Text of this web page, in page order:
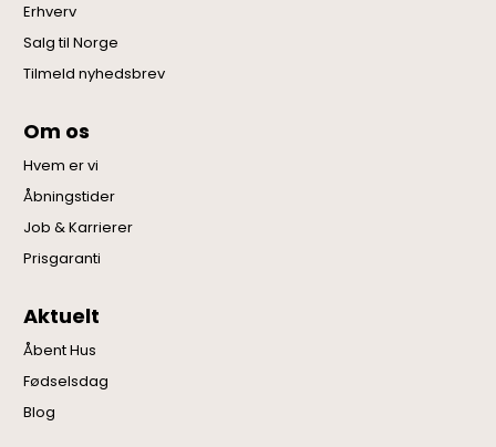
Erhverv
Salg til Norge
Tilmeld nyhedsbrev
Om os
Hvem er vi
Åbningstider
Job & Karrierer
Prisgaranti
Aktuelt
Åbent Hus
Fødselsdag
Blog